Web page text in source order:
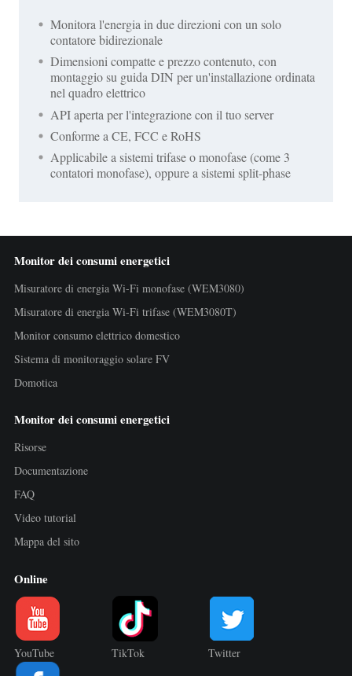
Monitora l'energia in due direzioni con un solo
contatore bidirezionale
Dimensioni compatte e prezzo contenuto, con
montaggio su guida DIN per un'installazione ordinata
nel quadro elettrico
API aperta per l'integrazione con il tuo server
Conforme a CE, FCC e RoHS
Applicabile a sistemi trifase o monofase (come 3
contatori monofase), oppure a sistemi split-phase
Monitor dei consumi energetici
Misuratore di energia Wi-Fi monofase (WEM3080)
Misuratore di energia Wi-Fi trifase (WEM3080T)
Monitor consumo elettrico domestico
Sistema di monitoraggio solare FV
Domotica
Monitor dei consumi energetici
Risorse
Documentazione
FAQ
Video tutorial
Mappa del sito
Online
YouTube TikTok Twitter